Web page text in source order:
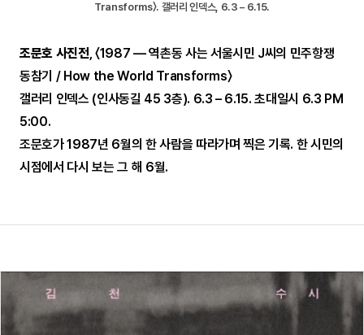
Transforms〉. 갤러리 인덱스, 6.3 – 6.15.
조문호 사진전, 〈1987 — 역촌동 사는 서울시민 J씨의 민주항쟁
동참기 / How the World Transforms〉
갤러리 인덱스 (인사동길 45 3층). 6.3 – 6.15. 초대일시 6.3 PM
5:00.
조문호가 1987년 6월의 한 사람을 따라가며 찍은 기록. 한 시민의
시점에서 다시 보는 그 해 6월.